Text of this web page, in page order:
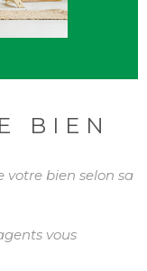
BIEN
votre bien selon sa
vous